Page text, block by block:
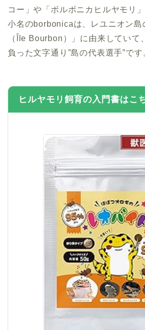
コー」や「ボルボニカヒルヤモリ
小名のborbonicaは、レユニオン島
（Île Bourbon）」に由来していて
負った文字通り”島の代表選手”です
ヒルヤモリ飼育の入門書はこ